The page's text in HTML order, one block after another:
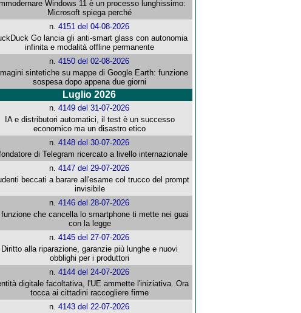
Windows 11 è un processo lunghissimo:
Microsoft spiega perché
n.4151 del 04-08-2026
Go lancia gli anti-smart glass con autonomia
infinita e modalità offline permanente
n.4150 del 02-08-2026
sintetiche su mappe di Google Earth: funzione
sospesa dopo appena due giorni
Luglio 2026
n.4149 del 31-07-2026
IA e distributori automatici, il test è un successo
economico ma un disastro etico
n.4148 del 30-07-2026
fondatore di Telegram ricercato a livello internazionale
n.4147 del 29-07-2026
beccati a barare all'esame col trucco del prompt
invisibile
n.4146 del 28-07-2026
funzione che cancella lo smartphone ti mette nei guai
con la legge
n.4145 del 27-07-2026
Diritto alla riparazione, garanzie più lunghe e nuovi
obblighi per i produttori
n.4144 del 24-07-2026
digitale facoltativa, l'UE ammette l'iniziativa. Ora
tocca ai cittadini raccogliere firme
n.4143 del 22-07-2026